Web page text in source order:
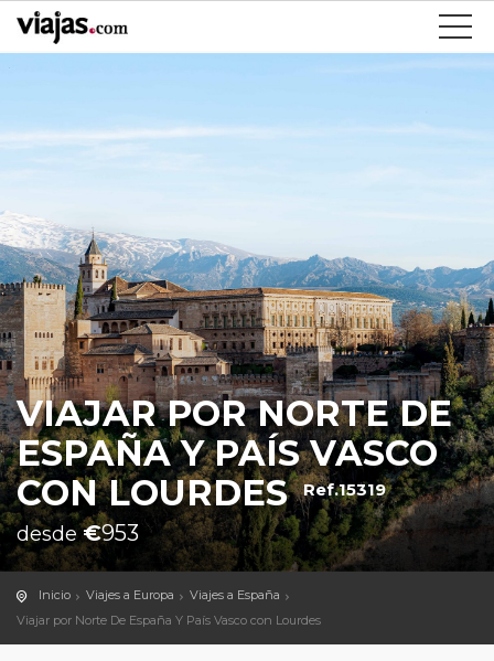
VIAJAR POR NORTE DE
ESPAÑA Y PAÍS VASCO
CON LOURDES Ref.15319
desde€953
Inicio Viajes a Europa
Viajes a España
Viajar por Norte De España Y País Vasco con Lourdes